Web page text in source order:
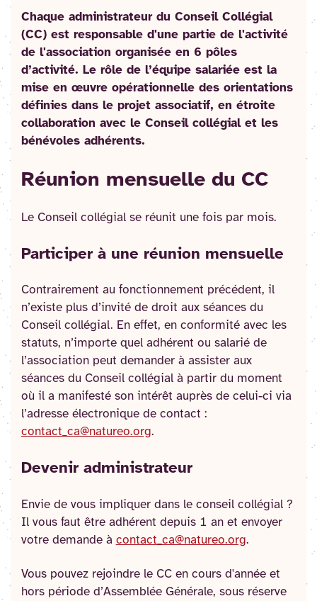
Chaque administrateur du Conseil Collégial
(CC) est responsable d'une partie de l'activité
de l'association organisée en 6 pôles
d’activité. Le rôle de l’équipe salariée est la
mise en œuvre opérationnelle des orientations
définies dans le projet associatif, en étroite
collaboration avec le Conseil collégial et les
bénévoles adhérents.
Réunion mensuelle du CC
Le Conseil collégial se réunit une fois par mois.
Participer à une réunion mensuelle
Contrairement au fonctionnement précédent, il
n’existe plus d’invité de droit aux séances du
Conseil collégial. En effet, en conformité avec les
statuts, n’importe quel adhérent ou salarié de
l’association peut demander à assister aux
séances du Conseil collégial à partir du moment
où il a manifesté son intérêt auprès de celui-ci via
l’adresse électronique de contact :
contact_ca@natureo.org.
Devenir administrateur
Envie de vous impliquer dans le conseil collégial ?
Il vous faut être adhérent depuis 1 an et envoyer
votre demande à contact_ca@natureo.org.
Vous pouvez rejoindre le CC en cours d'année et
hors période d’Assemblée Générale, sous réserve